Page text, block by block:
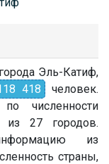
Эль-Катиф,
418 человек.
численности
из 27 городов.
из
страны,